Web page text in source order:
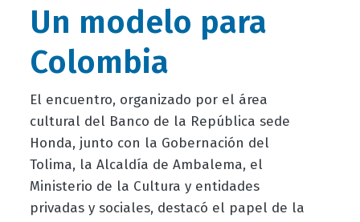
Un modelo para
Colombia
El encuentro, organizado por el área
cultural del Banco de la República sede
Honda, junto con la Gobernación del
Tolima, la Alcaldía de Ambalema, el
Ministerio de la Cultura y entidades
privadas y sociales, destacó el papel de la